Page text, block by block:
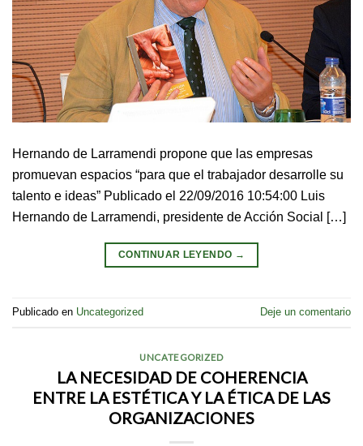
Hernando de Larramendi propone que las empresas
promuevan espacios “para que el trabajador desarrolle su
talento e ideas” Publicado el 22/09/2016 10:54:00 Luis
Hernando de Larramendi, presidente de Acción Social […]
CONTINUAR LEYENDO →
Publicado en Uncategorized Deje un comentario
UNCATEGORIZED
LA NECESIDAD DE COHERENCIA
ENTRE LA ESTÉTICA Y LA ÉTICA DE LAS
ORGANIZACIONES